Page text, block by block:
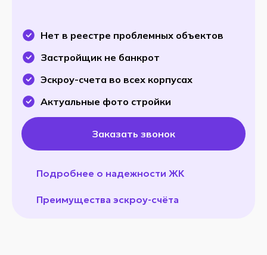
Нет в реестре проблемных объектов
Застройщик не банкрот
Эскроу-счета во всех корпусах
Актуальные фото стройки
Заказать звонок
Подробнее о надежности ЖК
Преимущества эскроу-счёта